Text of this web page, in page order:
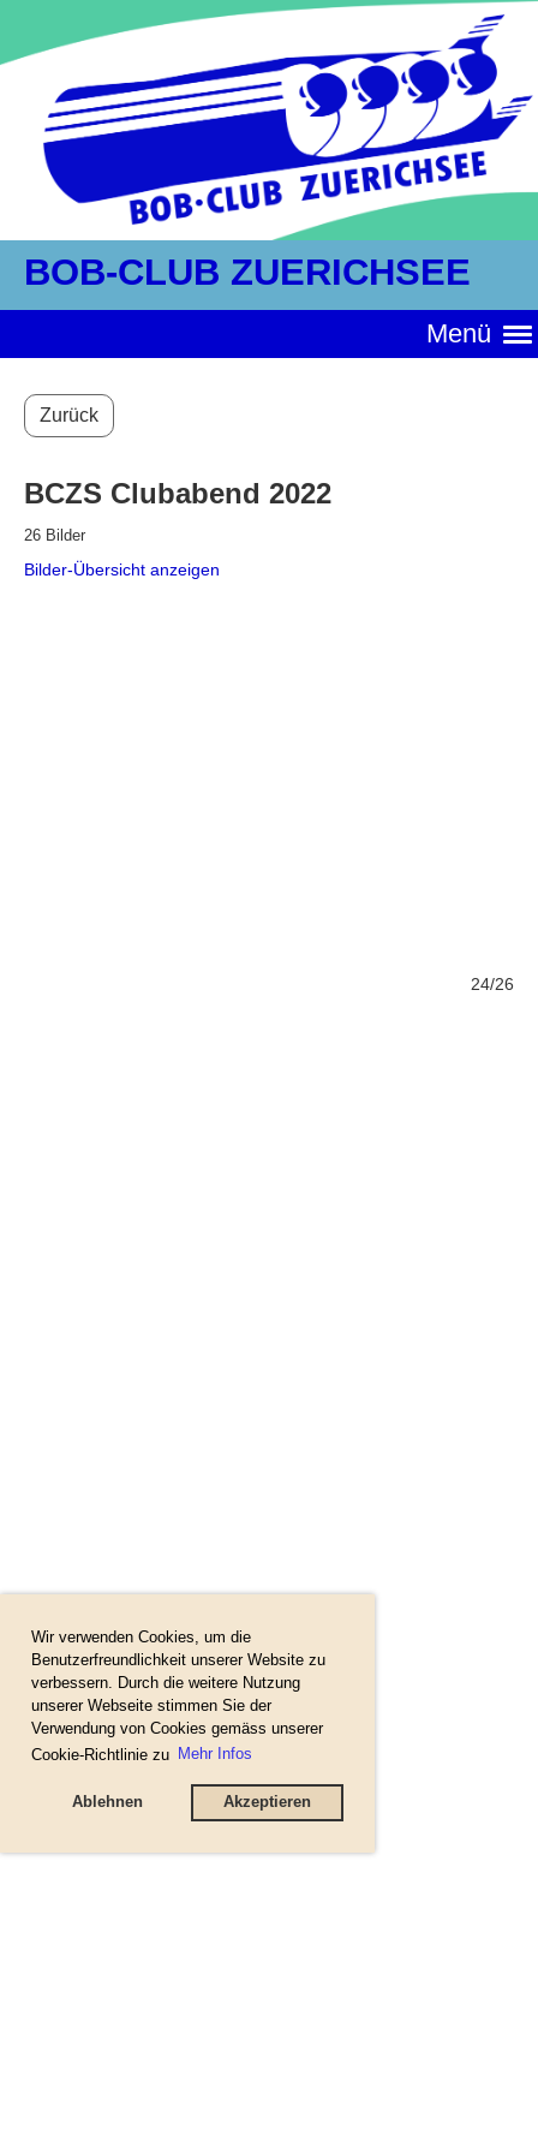
Wir verwenden Cookies, um die
Benutzerfreundlichkeit unserer Website zu
verbessern. Durch die weitere Nutzung
unserer Webseite stimmen Sie der
Verwendung von Cookies gemäss unserer
Cookie-Richtlinie zu Mehr Infos
Ablehnen Akzeptieren
BOB-CLUB ZUERICHSEE
Menü
Zurück
BCZS Clubabend 2022
26 Bilder
Bilder-Übersicht anzeigen
24/26